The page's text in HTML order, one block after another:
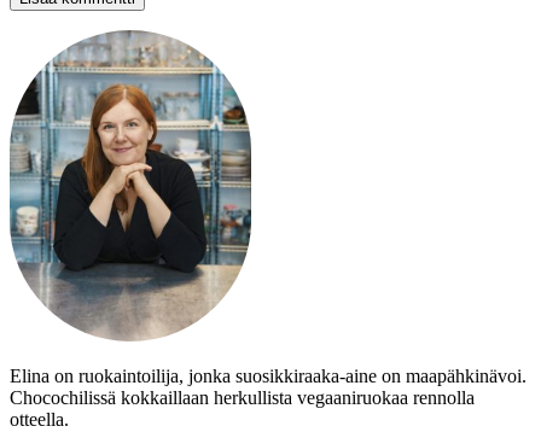
Elina on ruokaintoilija, jonka suosikkiraaka-aine on maapähkinävoi.
Chocochilissä kokkaillaan herkullista vegaaniruokaa rennolla
otteella.